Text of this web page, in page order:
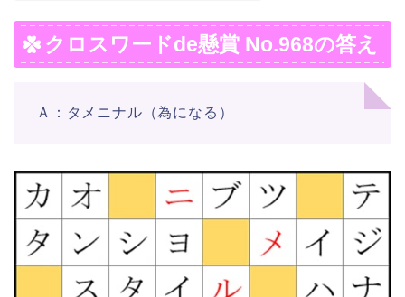
クロスワードde懸賞 No.968の答え
Ａ：タメニナル（為になる）